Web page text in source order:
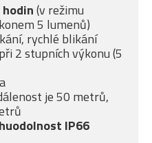
hodin(v režimu
5 lumenů)
rychlé blikání
2 stupních výkonu (5
je 50 metrů,
IP66